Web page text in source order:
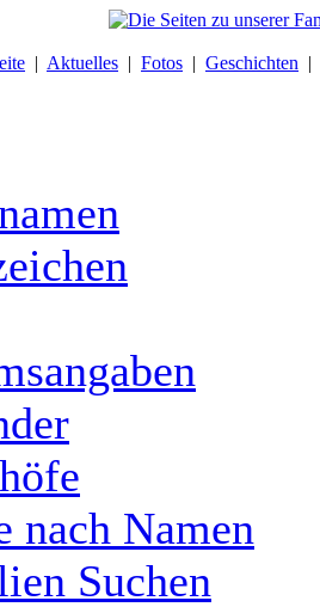
| Aktuelles | Fotos | Geschichten |
nach Namen
Suchen